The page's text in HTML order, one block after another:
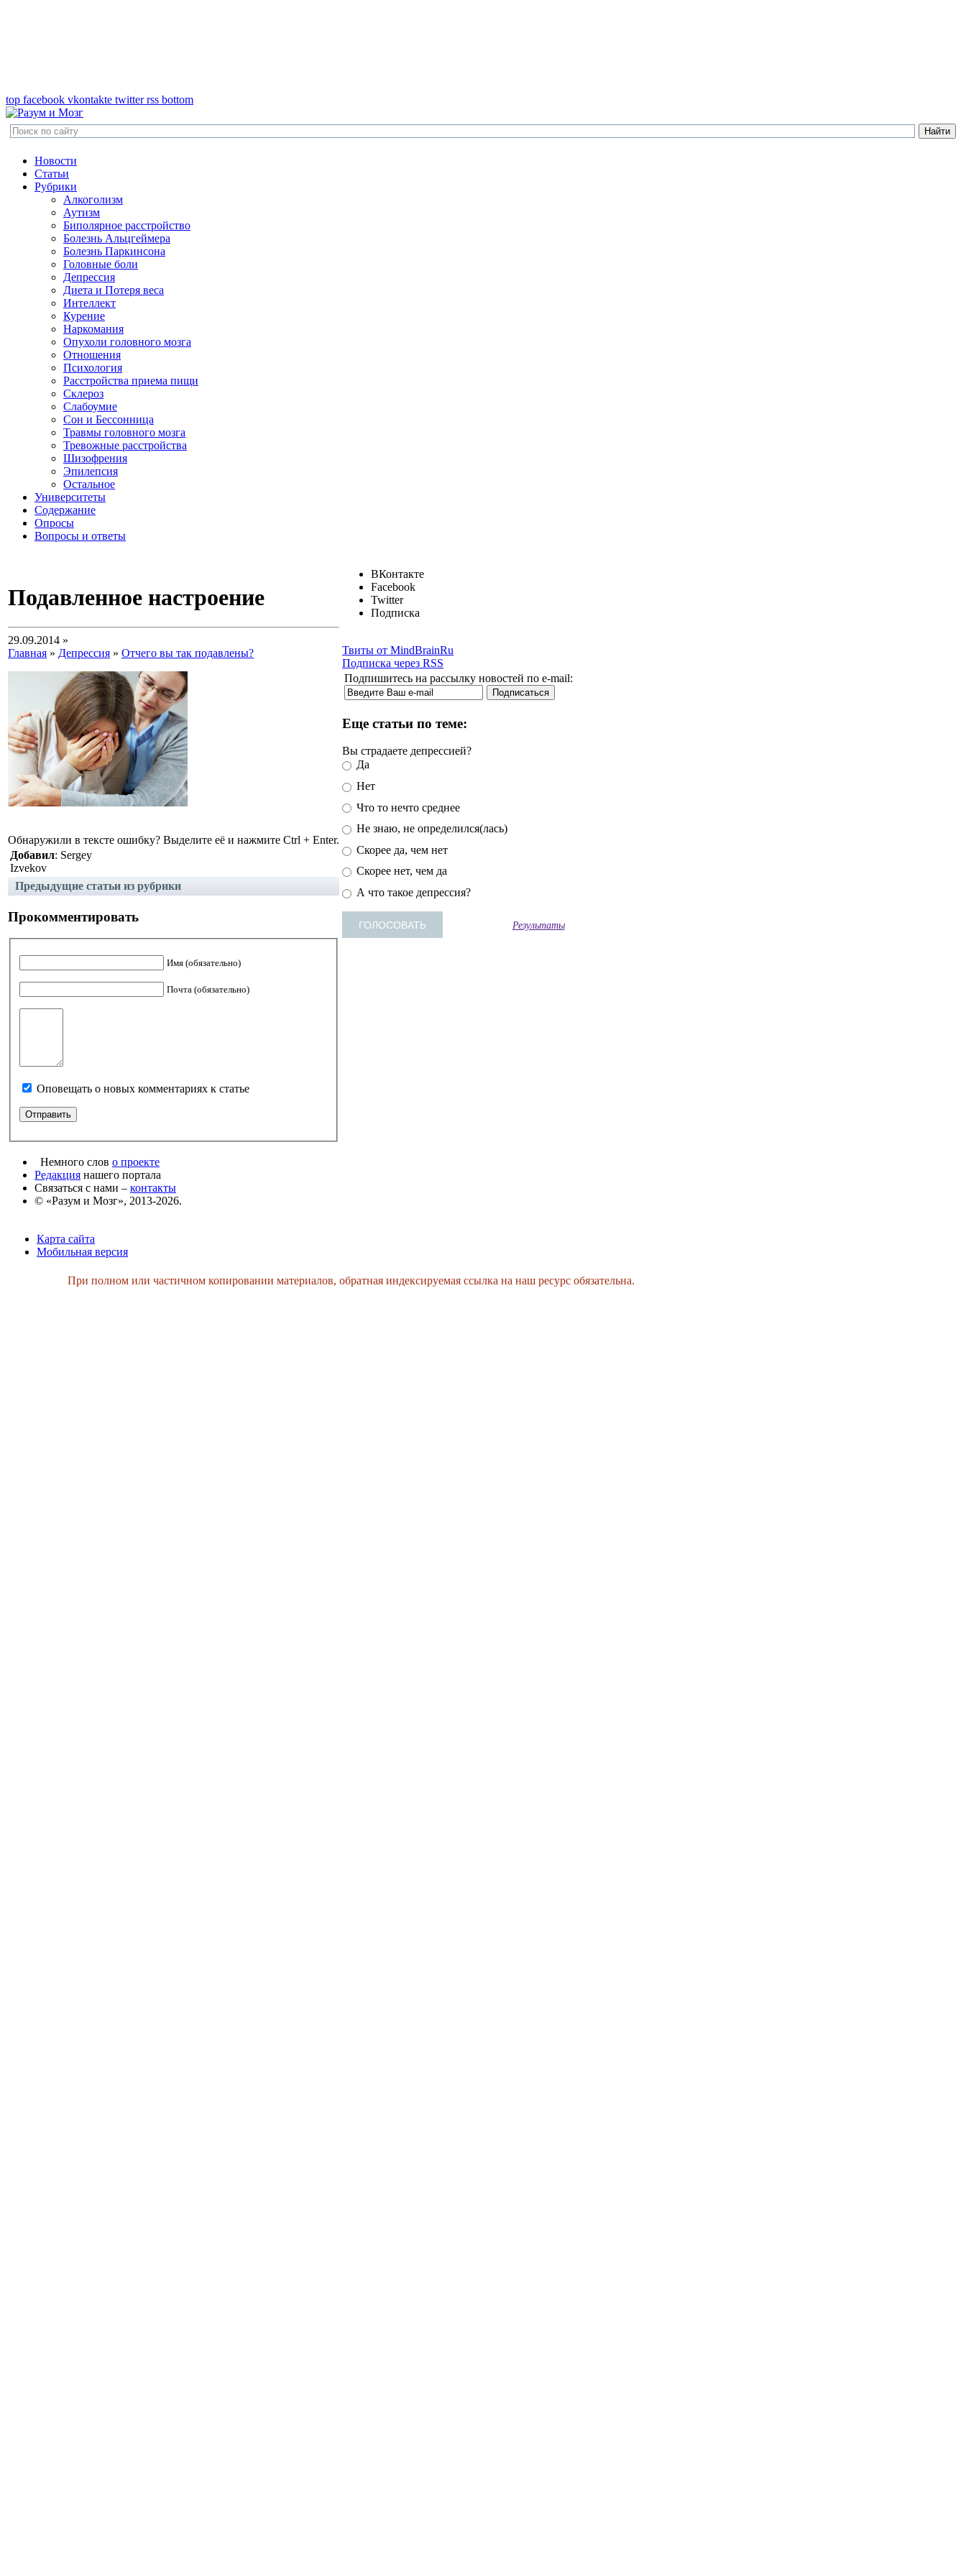
top facebook vkontakte twitter rss bottom
Новости
Статьи
Рубрики
Алкоголизм
Аутизм
Биполярное расстройство
Болезнь Альцгеймера
Болезнь Паркинсона
Головные боли
Депрессия
Диета и Потеря веса
Интеллект
Курение
Наркомания
Опухоли головного мозга
Отношения
Психология
Расстройства приема пищи
Склероз
Слабоумие
Сон и Бессонница
Травмы головного мозга
Тревожные расстройства
Шизофрения
Эпилепсия
Остальное
Университеты
Содержание
Опросы
Вопросы и ответы
Подавленное настроение
29.09.2014 »
Главная » Депрессия » Отчего вы так подавлены?
Обнаружили в тексте ошибку? Выделите её и нажмите Ctrl + Enter.
Добавил: Sergey
Izvekov
Предыдущие статьи из рубрики
Прокомментировать
Имя (обязательно)
Почта (обязательно)
Оповещать о новых комментариях к статье
ВКонтакте
Facebook
Twitter
Подписка
Твиты от MindBrainRu
Подписка через RSS
Подпишитесь на рассылку новостей по e-mail:
Еще статьи по теме:
Вы страдаете депрессией?
Да
Нет
Что то нечто среднее
Не знаю, не определился(лась)
Скорее да, чем нет
Скорее нет, чем да
А что такое депрессия?
Результаты
Немного слов о проекте
Редакция нашего портала
Связаться с нами – контакты
© «Разум и Мозг», 2013-2026.
Карта сайта
Мобильная версия
При полном или частичном копировании материалов, обратная индексируемая ссылка на наш ресурс обязательна.